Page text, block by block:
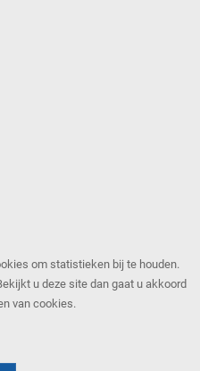
om statistieken bij te houden.
u deze site dan gaat u akkoord
van cookies.